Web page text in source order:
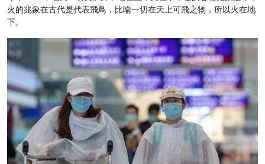
火的兆象在古代是代表飛鳥，比喻一切在天上可飛之物，所以火在地
下。